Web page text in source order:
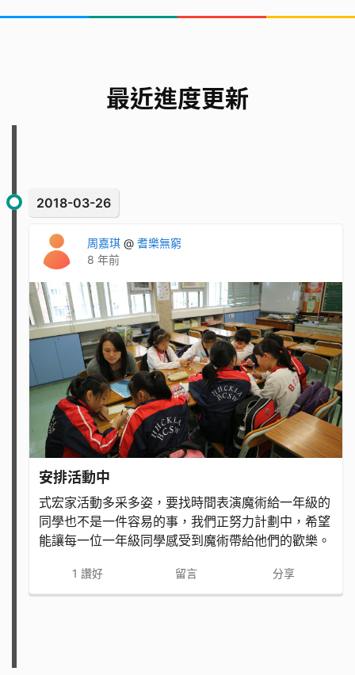
最近進度更新
2018-03-26
周嘉琪 @ 耆樂無窮
8 年前
安排活動中
式宏家活動多采多姿，要找時間表演魔術給一年級的
同學也不是一件容易的事，我們正努力計劃中，希望
能讓每一位一年級同學感受到魔術帶給他們的歡樂。
1 讚好 留言 分享